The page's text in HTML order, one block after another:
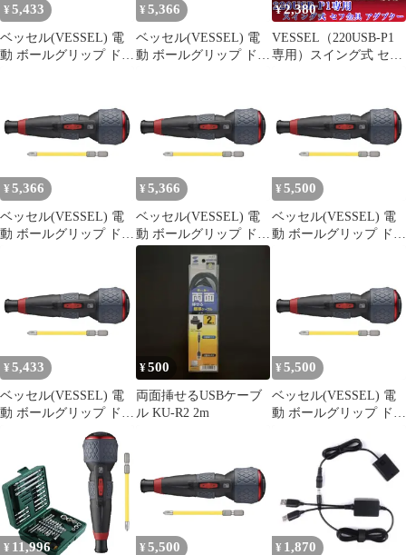
¥ 5,433
ベッセル(VESSEL) 電
動 ボールグリップ ドラ
電ドラボールプラス
220USB-P1 1
¥ 5,366
ベッセル(VESSEL) 電
動 ボールグリップ ドラ
電ドラボールプラス
220USB-P1 0
¥2,380
VESSEL（220USB-P1
専用）スイング式 セフ
¥ 5,366
ベッセル(VESSEL) 電
動 ボールグリップ ドラ
電ドラボールプラス
220USB-P1 1
¥ 5,366
ベッセル(VESSEL) 電
動 ボールグリップ ドラ
イバー プラス 3段階切
替モード ビット1本付
電ドラボールプラス
220USB-P1 0
¥ 5,500
ベッセル(VESSEL) 電
動 ボールグリップ ドラ
電ドラボールプラス
220USB-P1 0
¥ 5,433
ベッセル(VESSEL) 電
動 ボールグリップ ドラ
イバー プラス 3段階切
替モード ビット1本付
電ドラボールプラス
220USB-P1 0
¥500
両面挿せるUSBケーブ
ル KU-R2 2m
¥ 5,500
ベッセル(VESSEL) 電
動 ボールグリップ ドラ
替モード ビット1本付
電ドラボールプラス
220USB-P1 1
¥ 11,996 ¥ 5,500 ¥ 1,870